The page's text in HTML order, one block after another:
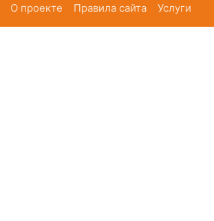
О проекте
Правила сайта Услуги